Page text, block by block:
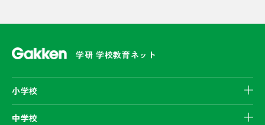
学研 学校教育ネット
小学校
中学校